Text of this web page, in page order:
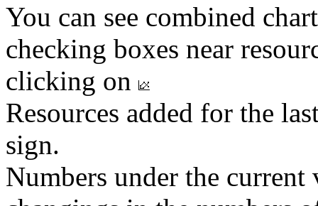
You can see combined
checking boxes near
clicking on
Resources added for the
sign.
Numbers under the